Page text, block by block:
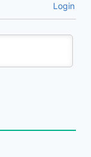
Login